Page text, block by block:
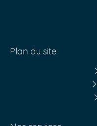
Plan du site